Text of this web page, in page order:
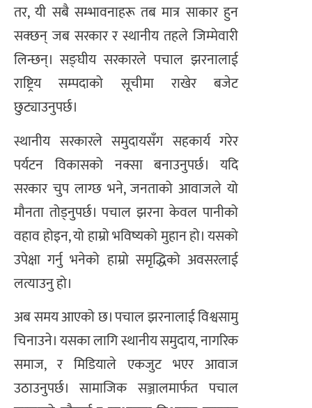
तर, यी सबै सम्भावनाहरू तब मात्र साकार हुन
सक्छन् जब सरकार र स्थानीय तहले जिम्मेवारी
लिन्छन्। सङ्घीय सरकारले पचाल झरनालाई
राष्ट्रिय सम्पदाको सूचीमा राखेर बजेट
छुट्याउनुपर्छ।
स्थानीय सरकारले समुदायसँग सहकार्य गरेर
पर्यटन विकासको नक्सा बनाउनुपर्छ। यदि
सरकार चुप लाग्छ भने, जनताको आवाजले यो
मौनता तोड्नुपर्छ। पचाल झरना केवल पानीको
वहाव होइन, यो हाम्रो भविष्यको मुहान हो। यसको
उपेक्षा गर्नु भनेको हाम्रो समृद्धिको अवसरलाई
लत्याउनु हो।
अब समय आएको छ। पचाल झरनालाई विश्वसामु
चिनाउने। यसका लागि स्थानीय समुदाय, नागरिक
समाज, र मिडियाले एकजुट भएर आवाज
उठाउनुपर्छ। सामाजिक सञ्जालमार्फत पचाल